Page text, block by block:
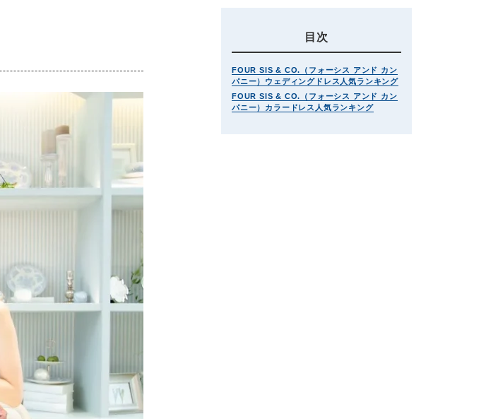
目次
FOUR SIS & CO.（フォーシス アンド カン
パニー）ウェディングドレス人気ランキング
FOUR SIS & CO.（フォーシス アンド カン
パニー）カラードレス人気ランキング